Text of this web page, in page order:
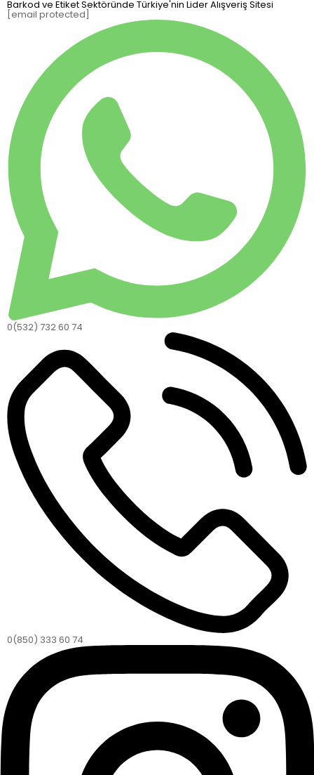
Barkod ve Etiket Sektöründe Türkiye'nin Lider Alışveriş Sitesi
[email protected]
0(532) 732 60 74
0(850) 333 60 74